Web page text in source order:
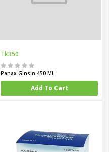
Tk350
Panax Ginsin 450 ML
Add To Cart